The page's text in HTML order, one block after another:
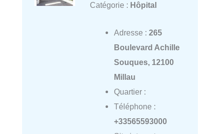
Catégorie : Hôpital
Adresse : 265
Boulevard Achille
Souques, 12100
Millau
Quartier :
Téléphone :
+33565593000